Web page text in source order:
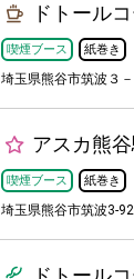
ドトール
喫煙ブース 紙巻き
埼玉県熊谷市筑波３
アスカ熊
喫煙ブース 紙巻き
埼玉県熊谷市筑波3-92